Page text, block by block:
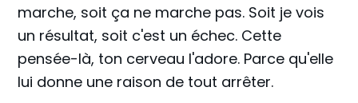
marche, soit ça ne marche pas. Soit je vois
un résultat, soit c'est un échec. Cette
pensée-là, ton cerveau l'adore. Parce qu'elle
lui donne une raison de tout arrêter.